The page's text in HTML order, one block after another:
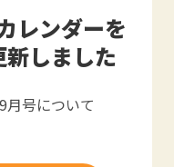
レンダーを
しました
月号について